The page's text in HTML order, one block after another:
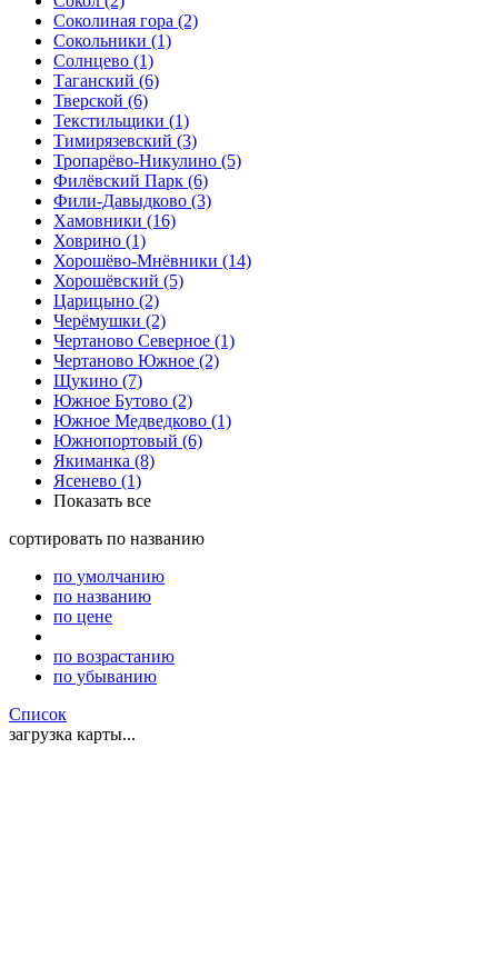
Соколиная гора (2)
Сокольники (1)
Солнцево (1)
Таганский (6)
Тверской (6)
Текстильщики (1)
Тимирязевский (3)
Тропарёво-Никулино (5)
Филёвский Парк (6)
Фили-Давыдково (3)
Хамовники (16)
Ховрино (1)
Хорошёво-Мнёвники (14)
Хорошёвский (5)
Царицыно (2)
Черёмушки (2)
Чертаново Северное (1)
Чертаново Южное (2)
Щукино (7)
Южное Бутово (2)
Южное Медведково (1)
Южнопортовый (6)
Якиманка (8)
Ясенево (1)
Показать все
сортировать по названию
по умолчанию
по названию
по цене
по возрастанию
по убыванию
Список
загрузка карты...